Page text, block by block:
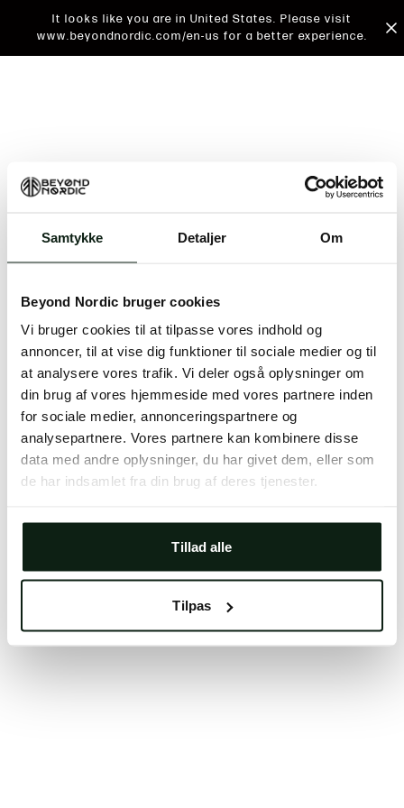
Samtykke Detaljer Om
Beyond Nordic bruger cookies
Vi bruger cookies til at tilpasse vores indhold og
annoncer, til at vise dig funktioner til sociale medier og til
at analysere vores trafik. Vi deler også oplysninger om
din brug af vores hjemmeside med vores partnere inden
for sociale medier, annonceringspartnere og
analysepartnere. Vores partnere kan kombinere disse
data med andre oplysninger, du har givet dem, eller som
de har indsamlet fra din brug af deres tjenester.
Tillad alle
Tilpas
It looks like you are in United States. Please visit
www.beyondnordic.com/en-us for a better experience.
An unknown error has occurred. An error report has
issue will be investigated.
Click the button below to refresh the website. If the
issue persists, either try waiting a moment or
reopening your browser.
Clearing your browser cache may also help in some
cases.
We apologize for the inconvenience.